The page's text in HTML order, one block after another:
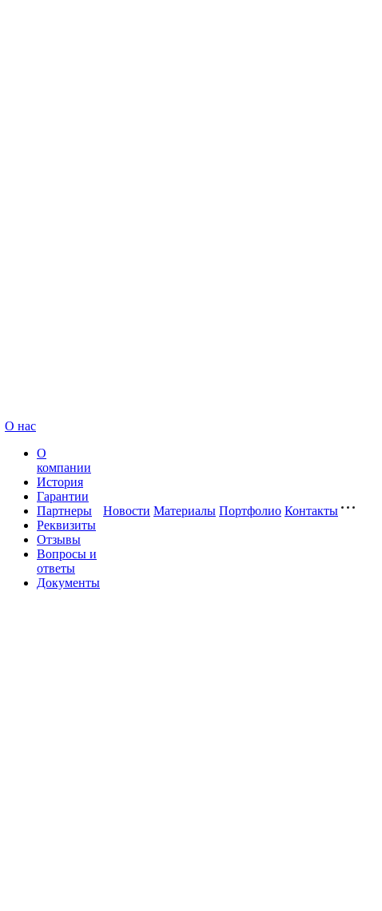
О нас
О
компании
История
Гарантии
Партнеры
Реквизиты
Отзывы
Вопросы и
ответы
Документы
Новости Материалы Портфолио Контакты